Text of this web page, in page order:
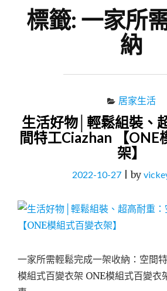
標籤: 一家所
納
居家生活
生活好物│輕鬆組裝、
間特工Ciazhan 【ONE
架】
2022-10-27|by
一家所需輕鬆完成一架收納：空間
模組式百變衣架 ONE模組式百變衣